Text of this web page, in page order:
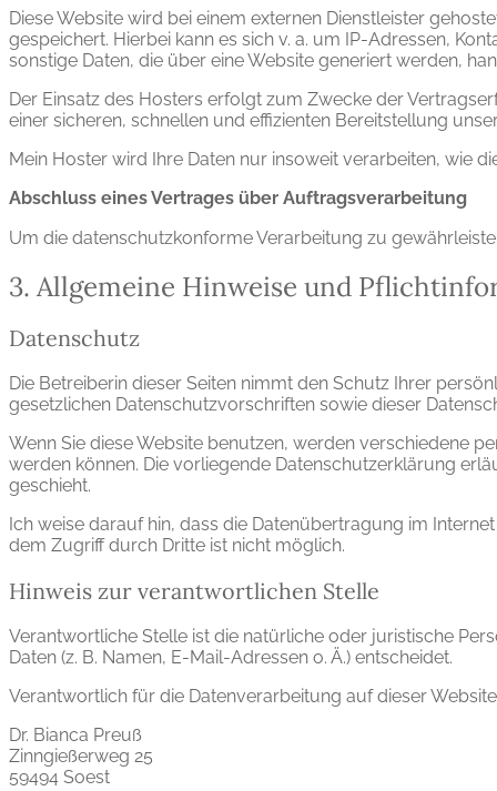
Diese Website wird bei einem externen Dienstleister
gespeichert. Hierbei kann es sich v. a. um IP-Adressen,
sonstige Daten, die über eine Website generiert werden,
Der Einsatz des Hosters erfolgt zum Zwecke der
einer sicheren, schnellen und effizienten Bereitstellung
Mein Hoster wird Ihre Daten nur insoweit verarbeiten, wie
Abschluss eines Vertrages über Auftragsverarbeitung
Um die datenschutzkonforme Verarbeitung zu
3. Allgemeine Hinweise und
Datenschutz
Die Betreiberin dieser Seiten nimmt den Schutz Ihrer
gesetzlichen Datenschutzvorschriften sowie dieser
Wenn Sie diese Website benutzen, werden verschiedene
werden können. Die vorliegende Datenschutzerklärung
geschieht.
Ich weise darauf hin, dass die Datenübertragung im
dem Zugriff durch Dritte ist nicht möglich.
Hinweis zur verantwortlichen Stelle
Verantwortliche Stelle ist die natürliche oder juristische
Daten (z. B. Namen, E-Mail-Adressen o. Ä.) entscheidet.
Verantwortlich für die Datenverarbeitung auf dieser
Dr. Bianca Preuß
Zinngießerweg 25
59494 Soest